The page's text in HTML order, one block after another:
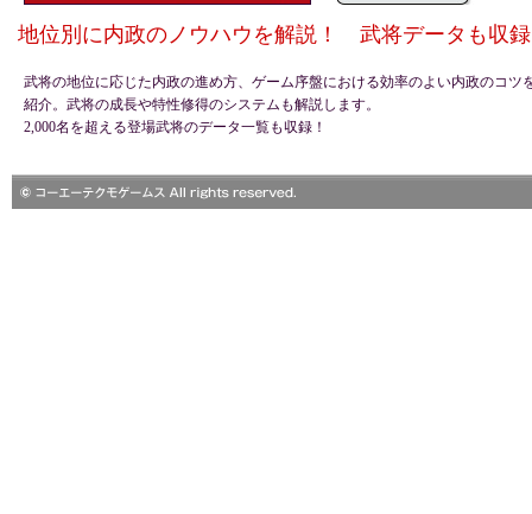
地位別に内政のノウハウを解説！ 武将データも収
武将の地位に応じた内政の進め方、ゲーム序盤における効率のよい内政のコツ
紹介。武将の成長や特性修得のシステムも解説します。
2,000名を超える登場武将のデータ一覧も収録！